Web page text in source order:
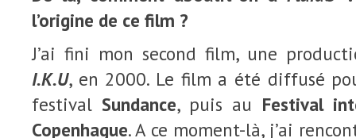
l’origine de ce film ?
J’ai fini mon second film, une
I.K.U, en 2000. Le film a été diffusé
festivalSundance, puis au Festival
Copenhague. A ce moment-là, j’ai